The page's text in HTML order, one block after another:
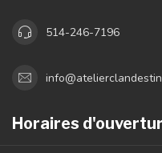
514-246-7196
Horaires